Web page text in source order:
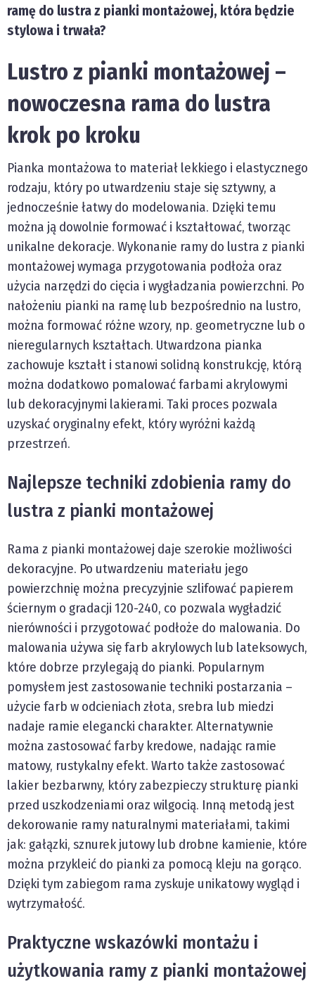
ramę do lustra z pianki montażowej, która będzie
stylowa i trwała?
Lustro z pianki montażowej –
nowoczesna rama do lustra
krok po kroku
Pianka montażowa to materiał lekkiego i elastycznego
rodzaju, który po utwardzeniu staje się sztywny, a
jednocześnie łatwy do modelowania. Dzięki temu
można ją dowolnie formować i kształtować, tworząc
unikalne dekoracje. Wykonanie ramy do lustra z pianki
montażowej wymaga przygotowania podłoża oraz
użycia narzędzi do cięcia i wygładzania powierzchni. Po
nałożeniu pianki na ramę lub bezpośrednio na lustro,
można formować różne wzory, np. geometryczne lub o
nieregularnych kształtach. Utwardzona pianka
zachowuje kształt i stanowi solidną konstrukcję, którą
można dodatkowo pomalować farbami akrylowymi
lub dekoracyjnymi lakierami. Taki proces pozwala
uzyskać oryginalny efekt, który wyróżni każdą
przestrzeń.
Najlepsze techniki zdobienia ramy do
lustra z pianki montażowej
Rama z pianki montażowej daje szerokie możliwości
dekoracyjne. Po utwardzeniu materiału jego
powierzchnię można precyzyjnie szlifować papierem
ściernym o gradacji 120-240, co pozwala wygładzić
nierówności i przygotować podłoże do malowania. Do
malowania używa się farb akrylowych lub lateksowych,
które dobrze przylegają do pianki. Popularnym
pomysłem jest zastosowanie techniki postarzania –
użycie farb w odcieniach złota, srebra lub miedzi
nadaje ramie elegancki charakter. Alternatywnie
można zastosować farby kredowe, nadając ramie
matowy, rustykalny efekt. Warto także zastosować
lakier bezbarwny, który zabezpieczy strukturę pianki
przed uszkodzeniami oraz wilgocią. Inną metodą jest
dekorowanie ramy naturalnymi materiałami, takimi
jak: gałązki, sznurek jutowy lub drobne kamienie, które
można przykleić do pianki za pomocą kleju na gorąco.
Dzięki tym zabiegom rama zyskuje unikatowy wygląd i
wytrzymałość.
Praktyczne wskazówki montażu i
użytkowania ramy z pianki montażowej